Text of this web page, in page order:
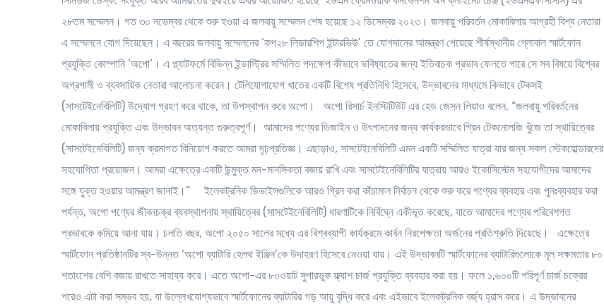
২৮তম সম্মেলন। গত ৩০ নভেম্বর থেকে শুরু হওয়া এ জলবায়ু সম্মেলন শেষ হয়েছে ১২ ডিসেম্বর ২০২৩। জলবায়ু পরিবর্তন মোকাবিলায় আগ্রহী বিশ্ব নেতারা
এ সম্মেলনে যোগ দিয়েছেন। এ বছরের জলবায়ু সম্মেলনের ‘কপ২৮ লিডারশিপ ইন্টারভিউ’ তে যোগদানের আমন্ত্রণ পেয়েছে শীর্ষস্থানীয় গ্লোবাল স্মার্টফোন
প্রযুক্তি কোম্পানি ‘অপো’। এ প্ল্যাটফর্মে বিভিন্ন ইন্ডাস্ট্রির সম্মিলিত পদক্ষেপ কীভাবে ভবিষ্যতের জন্য ইতিবাচক প্রভাব ফেলতে পারে সে সব বিষয়ে বিশ্বের
অগ্রগামী ও ব্যবসায়িক নেতারা আলোচনা করেন। টেলিযোগাযোগ খাতের একটি বিশেষ প্রতিনিধি হিসেবে, উদ্ভাবনের মাধ্যমে কিভাবে টেকসই
(সাসটেইনেবিলিটি) উদ্যোগ গ্রহণ করে থাকে, তা উপস্থাপন করে অপো। অপো রিসার্চ ইনস্টিটিউট এর হেড জেসন লিয়াও বলেন, “জলবায়ু পরিবর্তনের
মোকাবিলায় প্রযুক্তি এবং উদ্ভাবন অত্যন্ত গুরুত্বপূর্ণ। আমাদের পণ্যের ডিজাইন ও উৎপাদনের জন্য কার্যকরভাবে গ্রিন টেকনোলজি খুঁজে তা স্থায়িত্বের
(সাসটেইনেবিলিটি) জন্য ক্রমাগত বিনিয়োগ করতে আমরা দৃঢ়প্রতিজ্ঞ। এছাড়াও, সাসটেইনেবিলিটি এমন একটি সম্মিলিত যাত্রা যার জন্য সকল স্টেকহোল্ডারদের
সহযোগিতা প্রয়োজন। আমরা এক্ষেত্রে একটি উন্মুক্ত মন-মানসিকতা বজায় রাখি এবং সাসটেইনেবিলিটির যাত্রায় আরও ইকোসিস্টেম সহযোগীদের আমাদের
সঙ্গে যুক্ত হওয়ার আমন্ত্রণ জানাই।” ইলেকট্রনিক ডিভাইসগুলিকে আরও গ্রিন করা কাঁচামাল নির্বাচন থেকে শুরু করে পণ্যের ব্যবহার এবং পুনঃব্যবহার করা
পর্যন্ত, অপো পণ্যের জীবনচক্র ব্যবস্থাপনায় স্থায়িত্বের (সাসটেইনেবিলিটি) ধারণাটিকে নির্বিঘ্নে একীভূত করেছে, যাতে আমাদের পণ্যের পরিবেশগত
প্রভাবকে কমিয়ে আনা যায়। চলতি বছর, অপো ২০৫০ সালের মধ্যে এর বিশ্বব্যাপী কার্যক্রমে কার্বন নিরপেক্ষতা অর্জনের প্রতিশ্রুতি দিয়েছে। এক্ষেত্রে
স্মার্টফোন প্রতিষ্ঠানটির স্ব-উন্নত ‘অপো ব্যাটারি হেলথ ইঞ্জিন’কে উদাহরণ হিসেবে নেওয়া যায়। এই উদ্ভাবনটি স্মার্টফোনের ব্যাটারিগুলোকে মূল সক্ষমতার ৮০
শতাংশের বেশি বজায় রাখতে সাহায্য করে। এতে অপো-এর ৮০ওয়াট সুপারভুক ফ্ল্যাশ চার্জ প্রযুক্তি ব্যবহার করা হয়। ফলে ১,৬০০টি পরিপূর্ণ চার্জ চক্রের
পরেও এটা করা সম্ভব হয়, যা উল্লেখযোগ্যভাবে স্মার্টফোনের ব্যাটারির গড় আয়ু বৃদ্ধি করে এবং এইভাবে ইলেকট্রনিক বর্জ্য হ্রাস করে। এ উদ্ভাবনের